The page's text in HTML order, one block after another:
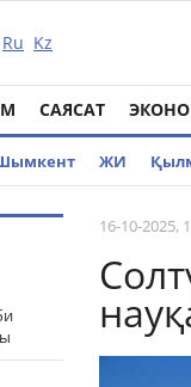
Ru Kz
САЯСАТ
ЖИ
16-10-2025,